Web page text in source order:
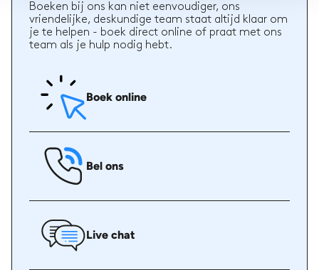
Boeken bij ons kan niet eenvoudiger, ons
vriendelijke, deskundige team staat altijd klaar om
je te helpen - boek direct online of praat met ons
team als je hulp nodig hebt.
Boek online
Bel ons
Live chat